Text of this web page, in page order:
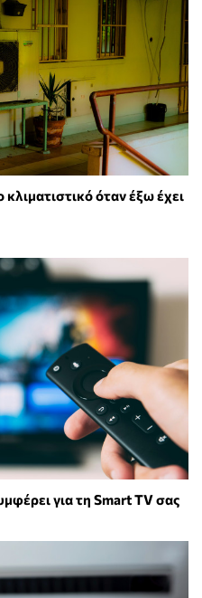
όταν έξω έχει
για τη Smart TV σας